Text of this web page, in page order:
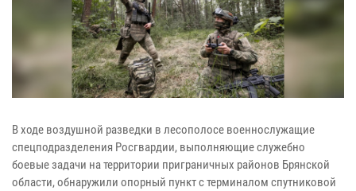
В ходе воздушной разведки в лесополосе военнослужащие
спецподразделения Росгвардии, выполняющие служебно
боевые задачи на территории приграничных районов Брянской
области, обнаружили опорный пункт с терминалом спутниковой